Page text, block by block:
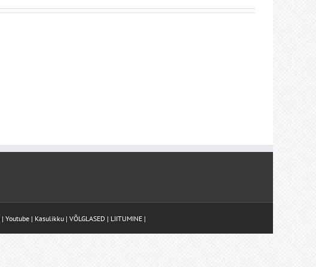
| Youtube | Kasulikku | VÕLGLASED | LIITUMINE |